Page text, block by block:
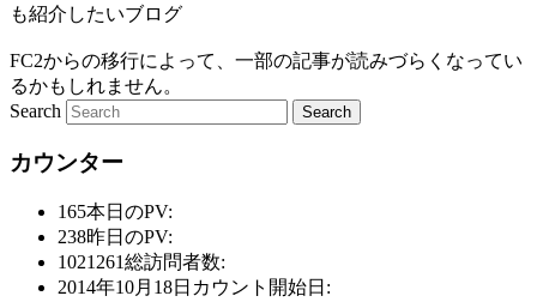
も紹介したいブログ
FC2からの移行によって、一部の記事が読みづらくなってい
るかもしれません。
Search
カウンター
165本日のPV:
238昨日のPV:
1021261総訪問者数:
2014年10月18日 カウント開始日: